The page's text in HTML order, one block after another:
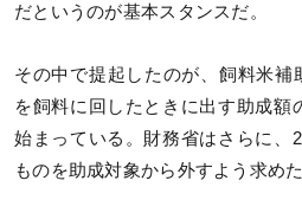
だというのが基本スタンスだ。
その中で提起したのが、飼料米補
を飼料に回したときに出す助成額
始まっている。財務省はさらに、
ものを助成対象から外すよう求めた